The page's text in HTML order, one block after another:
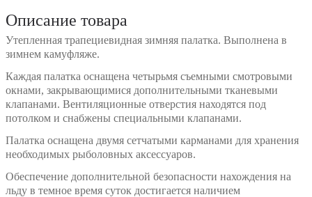
Описание товара
Утепленная трапециевидная зимняя палатка. Выполнена в
зимнем камуфляже.
Каждая палатка оснащена четырьмя съемными смотровыми
окнами, закрывающимися дополнительными тканевыми
клапанами. Вентиляционные отверстия находятся под
потолком и снабжены специальными клапанами.
Палатка оснащена двумя сетчатыми карманами для хранения
необходимых рыболовных аксессуаров.
Обеспечение дополнительной безопасности нахождения на
льду в темное время суток достигается наличием